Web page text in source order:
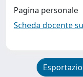
Pagina personale
Scheda docente